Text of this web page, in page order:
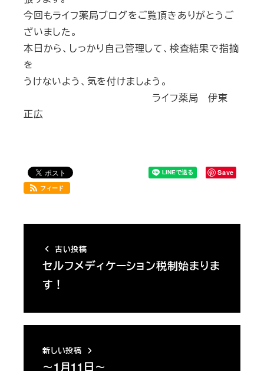
今回もライフ薬局ブログをご覧頂きありがとうご
ざいました。
本日から、しっかり自己管理して、検査結果で指摘
を
うけないよう、気を付けましょう。
ライフ薬局 伊東
正広
Save
フィード
古い投稿
セルフメディケーション税制始まりま
す！
新しい投稿
～1月11日～